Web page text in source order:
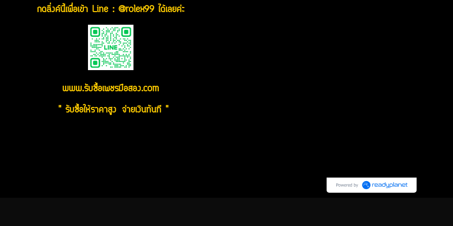
กดลิ่งค์นี้เพื่อเข้า Line : @rolex99 ได้เลยค่ะ
www.รับซื้อเพชรมือสอง.com
" รับซื้อให้ราคาสูง จ่ายเงินทันที "